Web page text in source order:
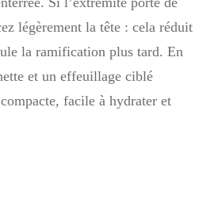
légèrement la tête : cela réduit
la ramification plus tard. En
et un effeuillage ciblé
facile à hydrater et